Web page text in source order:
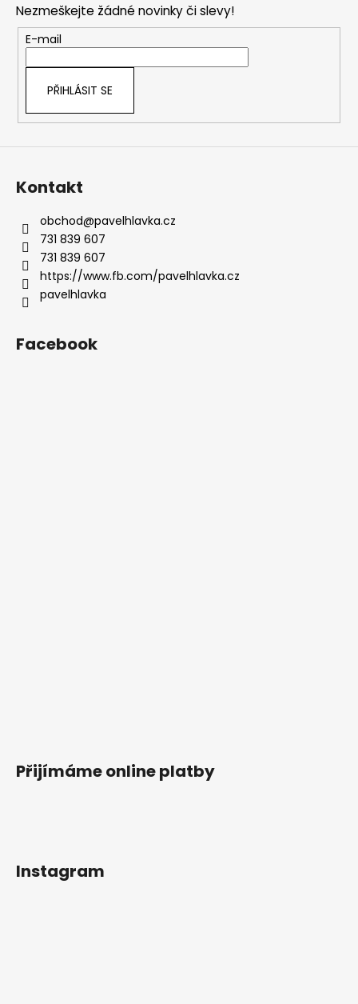
a
c
í
p
k
v
Nezmeškejte žádné novinky či slevy!
E-mail
PŘIHLÁSIT SE
Kontakt
obchod@pavelhlavka.cz
731 839 607
731 839 607
https://www.fb.com/pavelhlavka.cz
pavelhlavka
Facebook
Přijímáme online platby
Instagram